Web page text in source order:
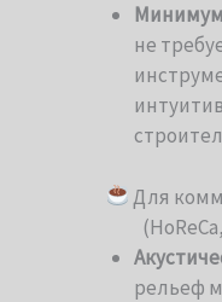
Минимум
не
Для
рельеф